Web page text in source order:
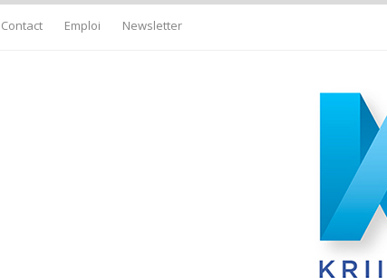
Contact Emploi Newsletter